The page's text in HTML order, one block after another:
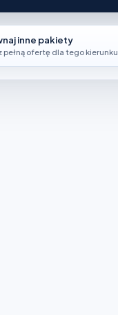
inne pakiety
pełną ofertę dla tego kierunku